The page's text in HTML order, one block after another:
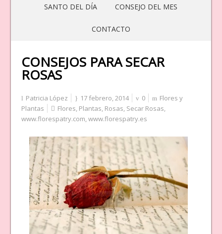
SANTO DEL DÍA CONSEJO DEL MES
CONTACTO
CONSEJOS PARA SECAR
ROSAS
Patricia López 17 febrero, 2014 0
Flores y
Plantas
Flores, Plantas, Rosas, Secar Rosas,
www.florespatry.com,www.florespatry.es